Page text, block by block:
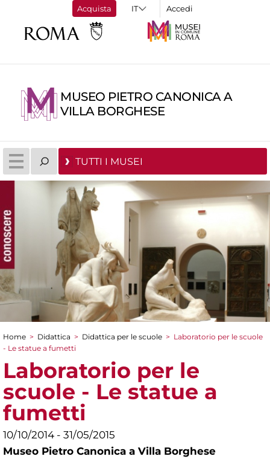
Acquista Accedi
MUSEO PIETRO CANONICA A
VILLA BORGHESE
TUTTI I MUSEI
Tu sei qui
Home > Didattica > Didattica per le scuole > Laboratorio per le scuole
- Le statue a fumetti
Laboratorio per le
scuole - Le statue a
fumetti
10/10/2014 - 31/05/2015
Museo Pietro Canonica a Villa Borghese